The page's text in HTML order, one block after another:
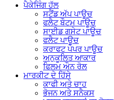
ਪੈਕੇਜਿੰਗ ਹੱਲ
ਸਟੈਂਡ ਅੱਪ ਪਾਊਚ
ਫਲੈਟ ਬੌਟਮ ਪਾਊਚ
ਸਾਈਡ ਗਸੇਟ ਪਾਊਚ
ਫਲੈਟ ਪਾਊਚ
ਕਰਾਫਟ ਪੇਪਰ ਪਾਊਚ
ਅਨੁਕੂਲਿਤ ਆਕਾਰ
ਫਿਲਮ ਔਨ ਰੋਲ
ਮਾਰਕੀਟ ਦੇ ਹਿੱਸੇ
ਕਾਫੀ ਅਤੇ ਚਾਹ
ਭੋਜਨ ਅਤੇ ਸਨੈਕਸ